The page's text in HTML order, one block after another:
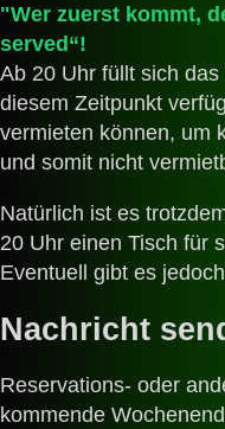
"Wer zuerst kommt,
served“!
Ab 20 Uhr füllt sich
diesem Zeitpunkt
vermieten können, um
und somit nicht
Natürlich ist es
20 Uhr einen Tisch für
Eventuell gibt es
Nachricht
Reservations- oder
kommende